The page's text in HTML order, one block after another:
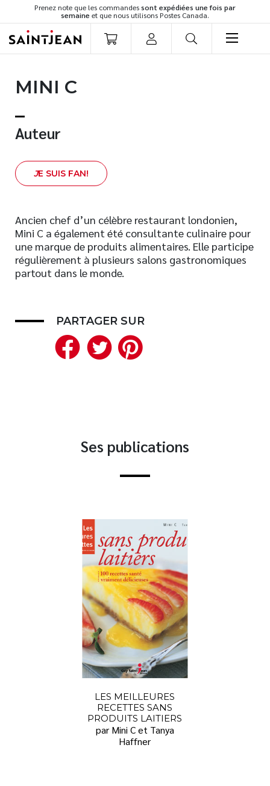
Prenez note que les commandessont expédiées une fois par
semaine et que nous utilisons Postes Canada.
Romans
Développement personnel
Spiritualité
Famille
Témoignages
Vie pratique
Finances
Livres audio
Meilleurs vendeurs
Page vedette
MINI C
Auteur
JE SUIS FAN!
Ancien chef d’un célèbre restaurant londonien,
Mini C a également été consultante culinaire pour
une marque de produits alimentaires. Elle participe
régulièrement à plusieurs salons gastronomiques
partout dans le monde.
PARTAGER SUR
Facebook
Twitter
Ses publications
LES MEILLEURES
RECETTES SANS
PRODUITS LAITIERS
par Mini C et Tanya
Haffner